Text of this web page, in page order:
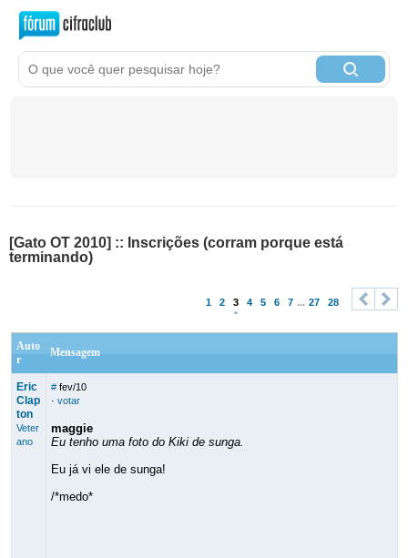
[Gato OT 2010] :: Inscrições (corram porque está
terminando)
1 2 3 4 5 6 7 ... 27 28
< >
Auto
r
Mensagem
Eric
Clap
ton
Veter
ano
# fev/10
· votar
maggie
Eu tenho uma foto do Kiki de sunga.
Eu já vi ele de sunga!
/*medo*